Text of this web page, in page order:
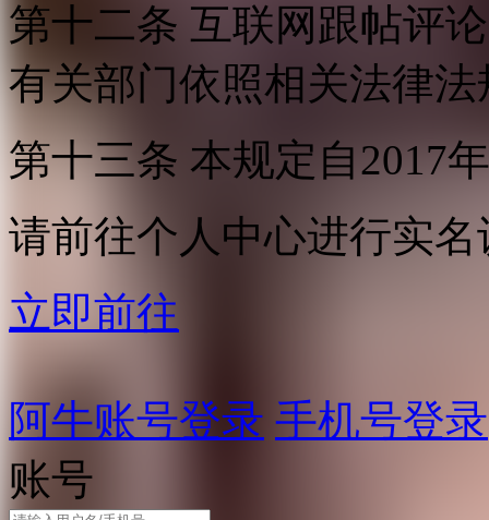
第十二条 互联网跟帖评
有关部门依照相关法律
第十三条 本规定自2017
请前往个人中心进行实名
立即前往
阿牛账号登录 手机号登录
账号